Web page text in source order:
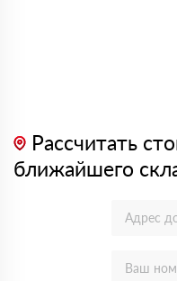
Рассчитать
ближайшего